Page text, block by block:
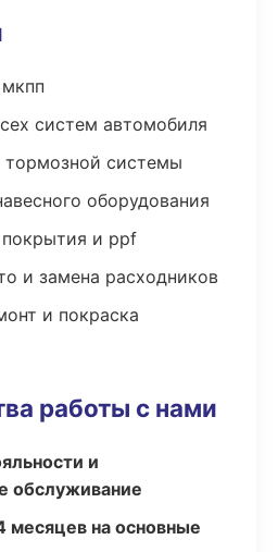
систем автомобиля
системы
оборудования
и ppf
и замена расходников
и покраска
работы с нами
и
обслуживание
месяцев на основные